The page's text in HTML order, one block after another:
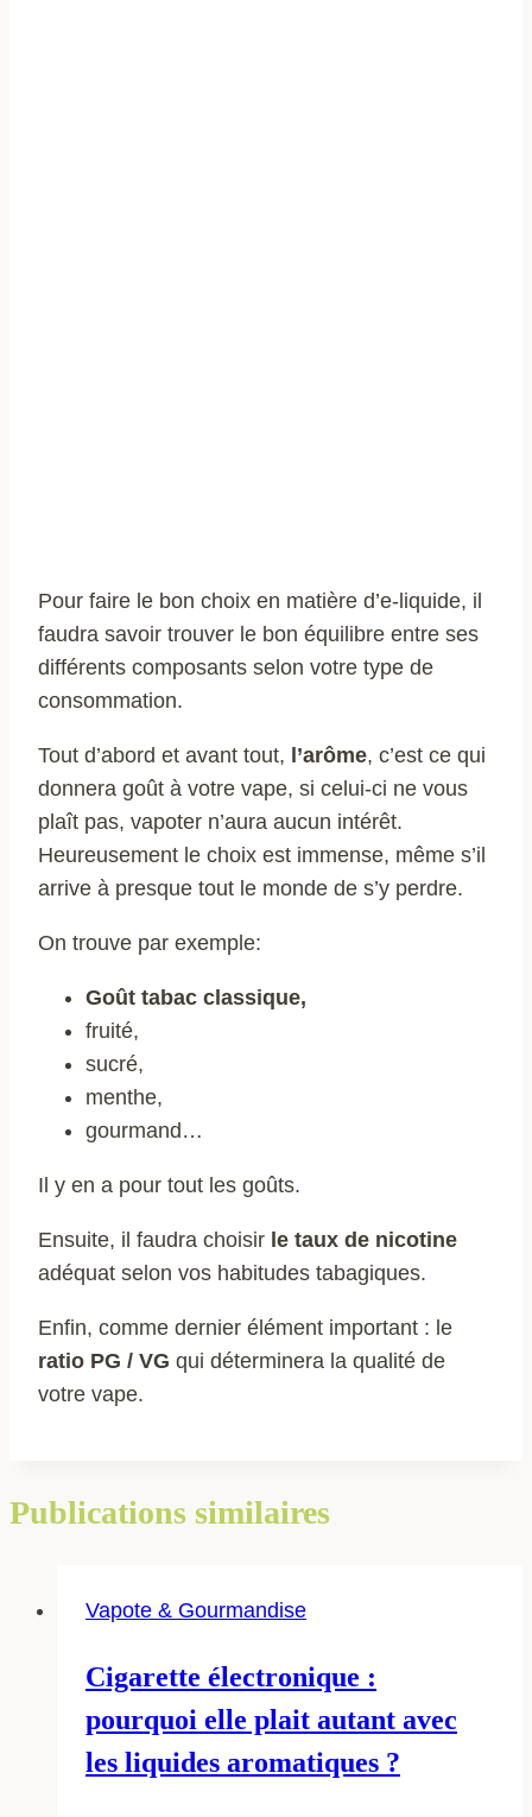
Pour faire le bon choix en matière d’e-liquide, il
faudra savoir trouver le bon équilibre entre ses
différents composants selon votre type de
consommation.
Tout d’abord et avant tout, l’arôme, c’est ce qui
donnera goût à votre vape, si celui-ci ne vous
plaît pas, vapoter n’aura aucun intérêt.
Heureusement le choix est immense, même s’il
arrive à presque tout le monde de s’y perdre.
On trouve par exemple:
Goût tabac classique,
fruité,
sucré,
menthe,
gourmand…
Il y en a pour tout les goûts.
Ensuite, il faudra choisir le taux de nicotine
adéquat selon vos habitudes tabagiques.
Enfin, comme dernier élément important : le
ratio PG / VG qui déterminera la qualité de
votre vape.
Publications similaires
Vapote & Gourmandise
Cigarette électronique :
pourquoi elle plait autant avec
les liquides aromatiques ?